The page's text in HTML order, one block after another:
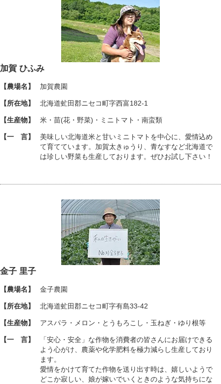
加賀 ひふみ
【農場名】 加賀農園
【所在地】 北海道虻田郡ニセコ町字西富182-1
【生産物】 米・苗(花・野菜)・ミニトマト・南蛮類
【一 言】
美味しい北海道米と甘いミニトマトを中心に、愛情込め
て育てています。加賀太きゅうり、青なすなど北海道で
は珍しい野菜も生産しております。ぜひお試し下さい！
金子 里子
【農場名】 金子農園
【所在地】 北海道虻田郡ニセコ町字有島33-42
【生産物】 アスパラ・メロン・とうもろこし・玉ねぎ・ゆり根等
【一 言】
「安心・安全」な作物を消費者の皆さんにお届けできる
よう心がけ、農薬や化学肥料を極力減らし生産しており
ます。
愛情をかけて育てた作物を送り出す時は、嬉しいようで
どこか寂しい、娘が嫁いでいくときのような気持ちにな